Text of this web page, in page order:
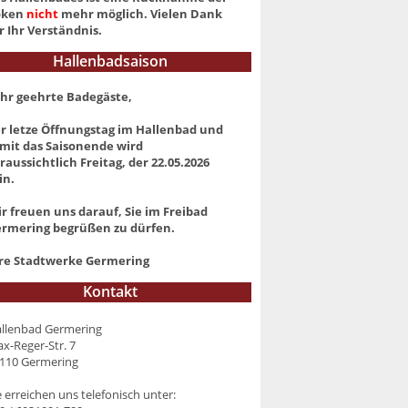
nichtmehr möglich. Vielen Dank
Ihr Verständnis.
Hallenbadsaison
geehrte Badegäste,
letze Öffnungstag im Hallenbad und
das Saisonende wird
Freitag, der 22.05.2026
freuen uns darauf, Sie im Freibad
begrüßen zu dürfen.
Stadtwerke Germering
Kontakt
Germering
Reger-Str. 7
Germering
erreichen uns telefonisch unter: